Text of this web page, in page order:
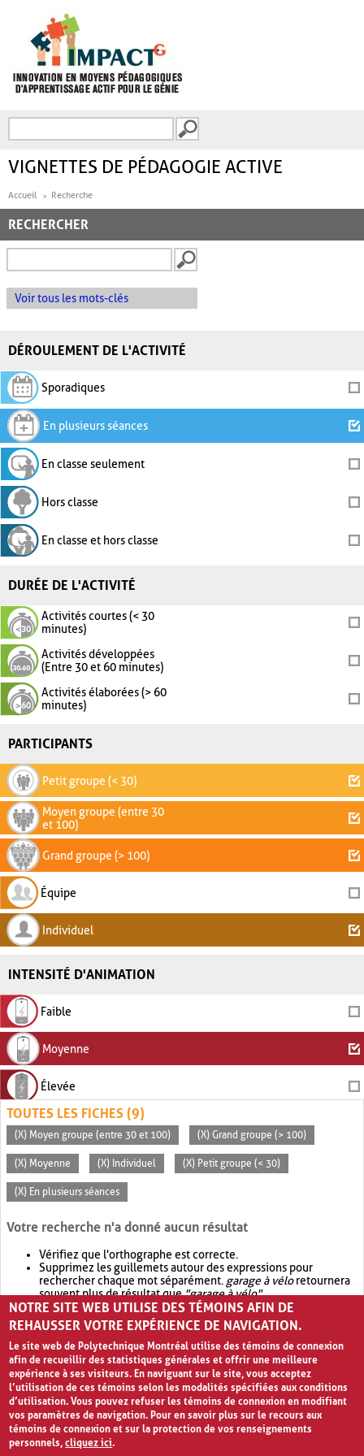
FORMULAIRE DE
VIGNETTES DE PÉDAGOGIE ACTIVE
Accueil Recherche
RECHERCHER
Voir tous les mots-clés
DÉROULEMENT DE L'ACTIVITÉ
Sporadiques
En plusieurs séances
En classe seulement
Hors classe
En classe et hors classe
DURÉE DE L'ACTIVITÉ
Activités courtes (< 30
minutes)
Activités développées
(Entre 30 et 60 minutes)
Activités élaborées (> 60
minutes)
PARTICIPANTS
Petit groupe (< 30)
Moyen groupe (entre 30
et 100)
Grand groupe (> 100)
Équipe
Individuel
INTENSITÉ D'ANIMATION
Faible
Moyenne
Élevée
TOUTES LES FICHES (9)
(X) Moyen groupe (entre 30 et 100) (X) Grand groupe (> 100)
(X) Moyenne (X) Individuel (X) Petit groupe (< 30)
(X) En plusieurs séances
Votre recherche n'a donné aucun résultat
Vérifiez que l'orthographe est correcte.
Supprimez les guillemets autour des expressions pour
rechercher chaque mot séparément. garage à véloretournera
souvent plus de résultat que"garage à vélo".
Envisagez d'élargir votre recherche avec OR.garage OR vélo
retournera souvent plus de résultat quegarage à vélo
NOTRE SITE WEB UTILISE DES TÉMOINS AFIN DE
REHAUSSER VOTRE EXPÉRIENCE DE NAVIGATION.
Le site web de Polytechnique Montréal utilise des témoins de connexion
afin de recueillir des statistiques générales et offrir une meilleure
expérience à ses visiteurs. En naviguant sur le site, vous acceptez
l’utilisation de ces témoins selon les modalités spécifiées aux conditions
d’utilisation. Vous pouvez refuser les témoins de connexion en modifiant
vos paramètres de navigation. Pour en savoir plus sur le recours aux
témoins de connexion et sur la protection de vos renseignements
personnels,cliquez ici.